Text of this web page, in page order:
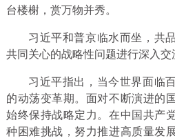
台楼榭，赏万物并秀。
习近平和普京临水而坐，共
共同关心的战略性问题进行深入交
习近平指出，当今世界面临
的动荡变革期。面对不断演进的
始终保持战略定力。在中国共产
种困难挑战，努力推进高质量发